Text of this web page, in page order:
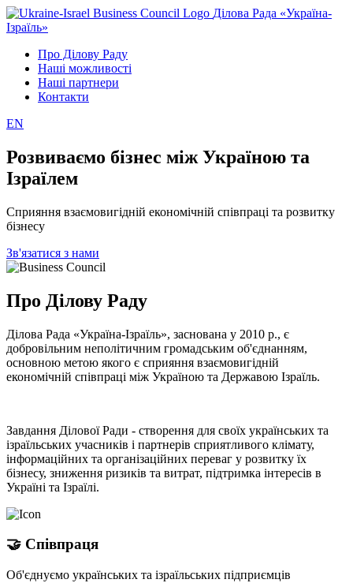
Ділова Рада «Україна-
Ізраїль»
Про Ділову Раду
Наші можливості
Наші партнери
Контакти
EN
Розвиваємо бізнес між Україною та
Ізраїлем
Сприяння взаємовигідній економічній співпраці та розвитку
бізнесу
Зв'язатися з нами
Про Ділову Раду
Ділова Рада «Україна-Ізраїль», заснована у 2010 р., є
добровільним неполітичним громадським об'єднанням,
основною метою якого є сприяння взаємовигідній
економічній співпраці між Україною та Державою Ізраїль.
Завдання Ділової Ради - створення для своїх українських та
ізраїльських учасників і партнерів сприятливого клімату,
інформаційних та організаційних переваг у розвитку їх
бізнесу, зниження ризиків та витрат, підтримка інтересів в
Україні та Ізраїлі.
🤝 Співпраця
Об'єднуємо українських та ізраїльських підприємців